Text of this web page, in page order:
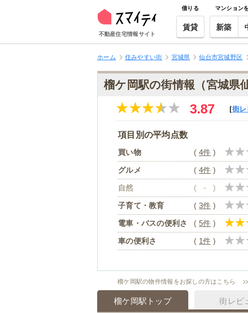
不動産住宅情報サイト
借りる
賃貸
マンション
新築
ホーム 住みやすい街 宮城県 仙台市宮城野区
榴ケ岡駅の街情報（宮城県
3.87 ［街
項目別の平均点数
買い物 ( 4件 )
グルメ ( 4件 )
自然 ( - )
子育て・教育 ( 3件 )
電車・バスの便利さ ( 5件 )
車の便利さ ( 1件 )
榴ケ岡駅の物件情報をお探しの方はこちら
榴ケ岡駅トップ 街レビ